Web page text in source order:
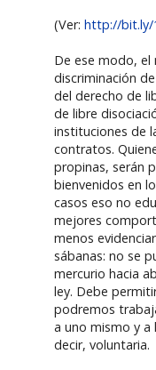
(Ver:http://bit.ly/
De ese modo,
discriminación
del derecho de
de libre
instituciones de
contratos.
propinas, serán
bienvenidos en
casos eso no
mejores
menos
sábanas: no se
mercurio hacia
ley. Debe
podremos
a uno mismo y a
decir, voluntaria.